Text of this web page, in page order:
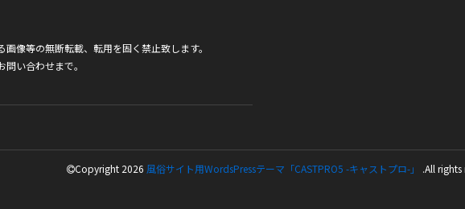
像等の無断転載、転用を固く禁止致します。
問い合わせまで。
Copyright 2026 風俗サイト用WordsPressテーマ「CASTPRO5 -キャストプロ-」 .All rights